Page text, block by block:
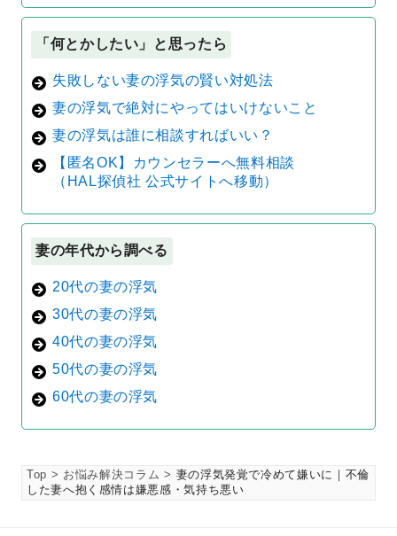
「何とかしたい」と思ったら
失敗しない妻の浮気の賢い対処法
妻の浮気で絶対にやってはいけないこと
妻の浮気は誰に相談すればいい？
【匿名OK】カウンセラーへ無料相談
（HAL探偵社 公式サイトへ移動）
妻の年代から調べる
20代の妻の浮気
30代の妻の浮気
40代の妻の浮気
50代の妻の浮気
60代の妻の浮気
Top お悩み解決コラム
妻の浮気発覚で冷めて嫌いに｜不倫
した妻へ抱く感情は嫌悪感・気持ち悪い